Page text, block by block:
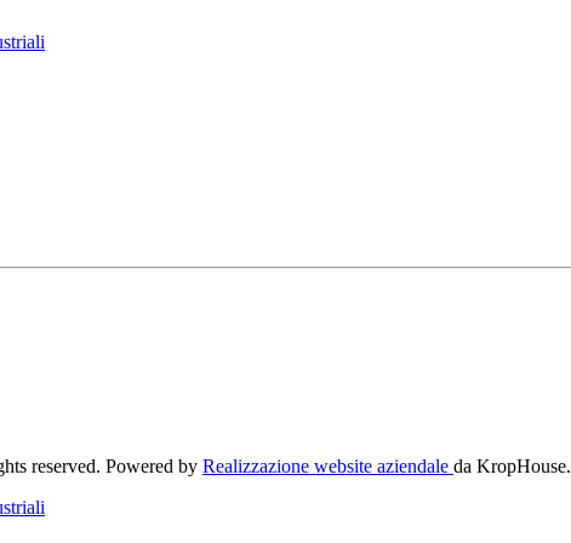
reserved. Powered by Realizzazione website aziendale da KropHouse.